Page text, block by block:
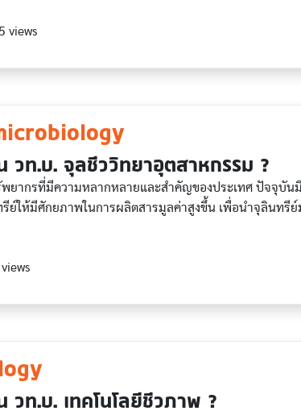
Science
views
วท.บ. จุลชีววิทยาอุตสาหกรรม ?
ยากรที่มีความหลากหลายและสำคัญของประเทศ ปัจจุบัน
ให้มีศักยภาพในการผลิตสารมูลค่าสูงขึ้น เพื่อนำจุลินทรีย์
microbiology
วท.บ. เทคโนโลยีชีวภาพ ?